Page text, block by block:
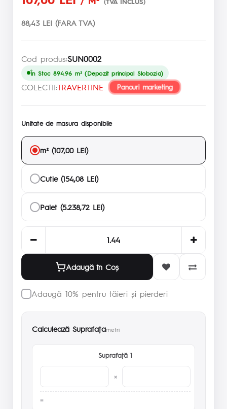
88,43 LEI (FARA TVA)
Cod produs:SUN0002
În Stoc 894.96 m² (Depozit principal Slobozia)
COLECTII:TRAVERTINE Panouri marketing
Unitate de masura disponibile
m² (107,00 LEI)
Cutie (154,08 LEI)
Palet (5.238,72 LEI)
Adaugă în Coş
Adaugă 10% pentru tăieri și pierderi
Calculează Suprafaţametri
Suprafaţă 1
×